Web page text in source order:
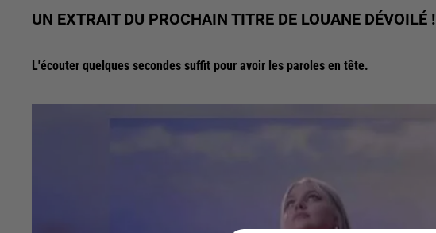
UN EXTRAIT DU PROCHAIN TITRE DE LOUANE DÉVOILÉ !
L'écouter quelques secondes suffit pour avoir les paroles en tête.